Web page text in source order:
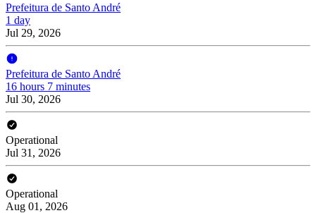
Prefeitura de Santo André
1 day
Jul 29, 2026
Prefeitura de Santo André
16 hours 7 minutes
Jul 30, 2026
Operational
Jul 31, 2026
Operational
Aug 01, 2026